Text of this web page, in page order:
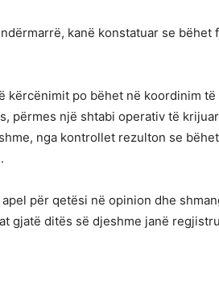
kanë konstatuar se
kërcënimit po bëhet në koordinim
përmes një shtabi operativ të
nga kontrollet rezulton se
për qetësi në opinion dhe
gjatë ditës së djeshme janë